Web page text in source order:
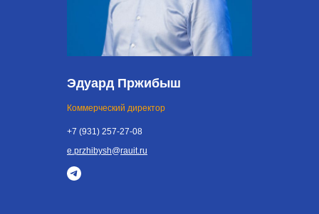
Эдуард Пржибыш
Коммерческий директор
+7 (931) 257-27-08
e.przhibysh@rauit.ru